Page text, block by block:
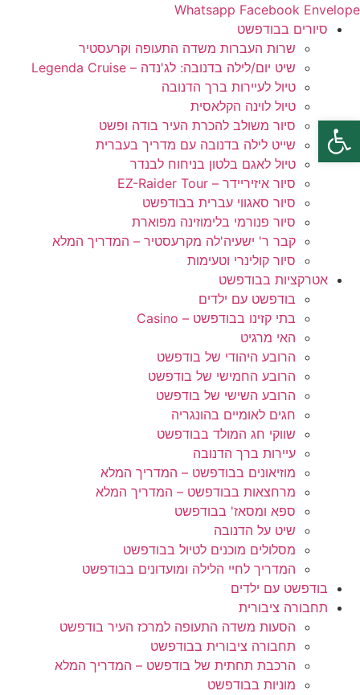
דלג
לתוכן
Whatsapp Facebook Envelope
סיורים בבודפשט
שרות העברות משדה התעופה וקרעסטיר
שיט יום/לילה בדנובה: לג'נדה – Legenda Cruise
טיול לעיירות ברך הדנובה
טיול לוינה הקלאסית
סיור משולב להכרת העיר בודה ופשט
שייט לילה בדנובה עם מדריך בעברית
טיול לאגם בלטון בניחוח לבנדר
סיור איזיריידר – EZ-Raider Tour
סיור סאגווי עברית בבודפשט
סיור פנורמי בלימוזינה מפוארת
קבר ר' ישעיה'לה מקרעסטיר – המדריך המלא
סיור קולינרי וטעימות
אטרקציות בבודפשט
בודפשט עם ילדים
בתי קזינו בבודפשט – Casino
האי מרגיט
הרובע היהודי של בודפשט
הרובע החמישי של בודפשט
הרובע השישי של בודפשט
חגים לאומיים בהונגריה
שווקי חג המולד בבודפשט
עיירות ברך הדנובה
מוזיאונים בבודפשט – המדריך המלא
מרחצאות בבודפשט – המדריך המלא
ספא ומסאז' בבודפשט
שיט על הדנובה
מסלולים מוכנים לטיול בבודפשט
המדריך לחיי הלילה ומועדונים בבודפשט
בודפשט עם ילדים
תחבורה ציבורית
הסעות משדה התעופה למרכז העיר בודפשט
תחבורה ציבורית בבודפשט
הרכבת תחתית של בודפשט – המדריך המלא
מוניות בבודפשט
פתח סרגל נגישות